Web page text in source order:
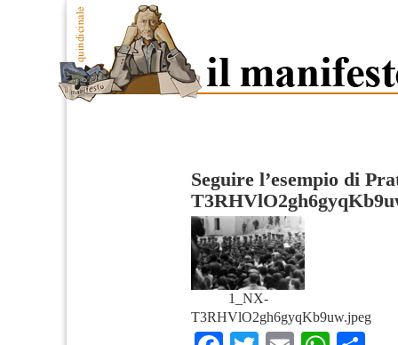
Seguire l’esempio di
1_NX-
T3RHVlO2gh6gyqKb9uw.jpeg